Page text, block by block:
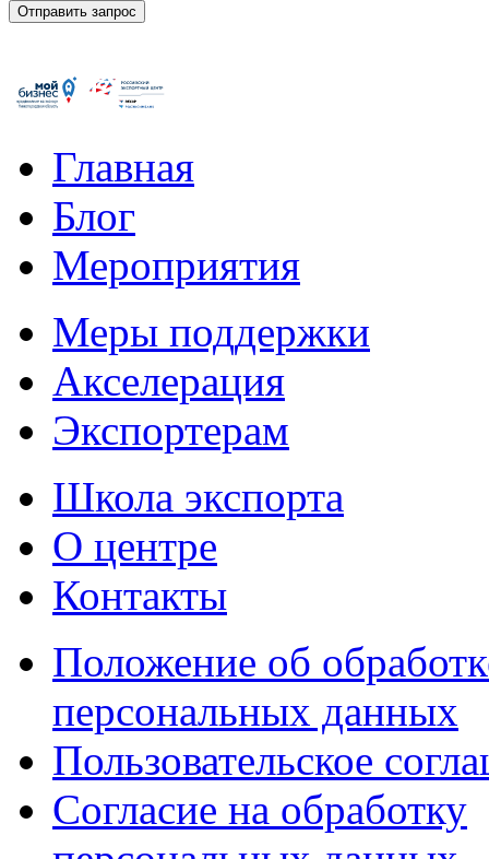
Главная
Блог
Мероприятия
Меры поддержки
Акселерация
Экспортерам
Школа экспорта
О центре
Контакты
Положение об
персональных данных
Пользовательское
Согласие на обработку